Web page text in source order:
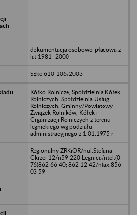
dokumentacja osobowo-płacowa z
lat 1981 -2000
SEke 610-106/2003
Kółko Rolnicze, Spółdzielnia Kółek
Rolniczych, Spółdzielnia Usług
Rolniczych, Gminny/Powiatowy
Związek Rolników, Kółek i
Organizacji Rolniczych z terenu
legnickiego wg podziału
administracyjnego z 1.01.1975 r
Regionalny ZRKiOR/nul.Stefana
Okrzei 12/n59-220 Legnica/ntel.(0-
76)862 66 40; 862 12 42/nfax.856
03 59